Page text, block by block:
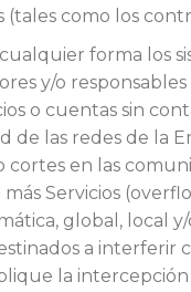
como los
forma los
y/o
o cuentas sin
las redes de la
en las
Servicios
global, local
a
la